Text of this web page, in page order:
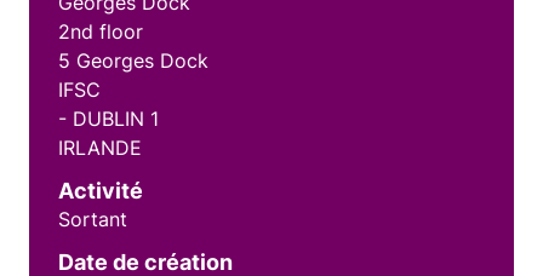
2nd floor
5 Georges Dock
IFSC
- DUBLIN 1
IRLANDE
Activité
Sortant
Date de création